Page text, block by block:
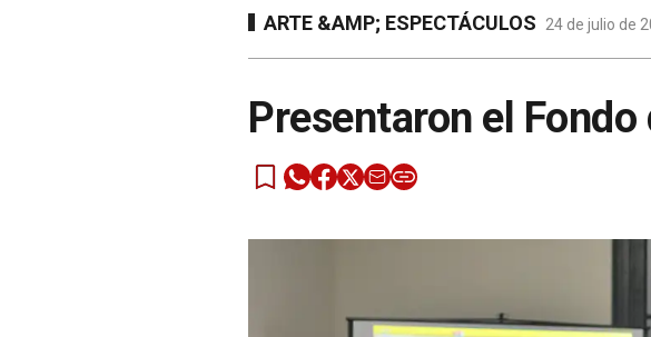
ARTE &AMP; ESPECTÁCULOS 24 de julio de
Presentaron el